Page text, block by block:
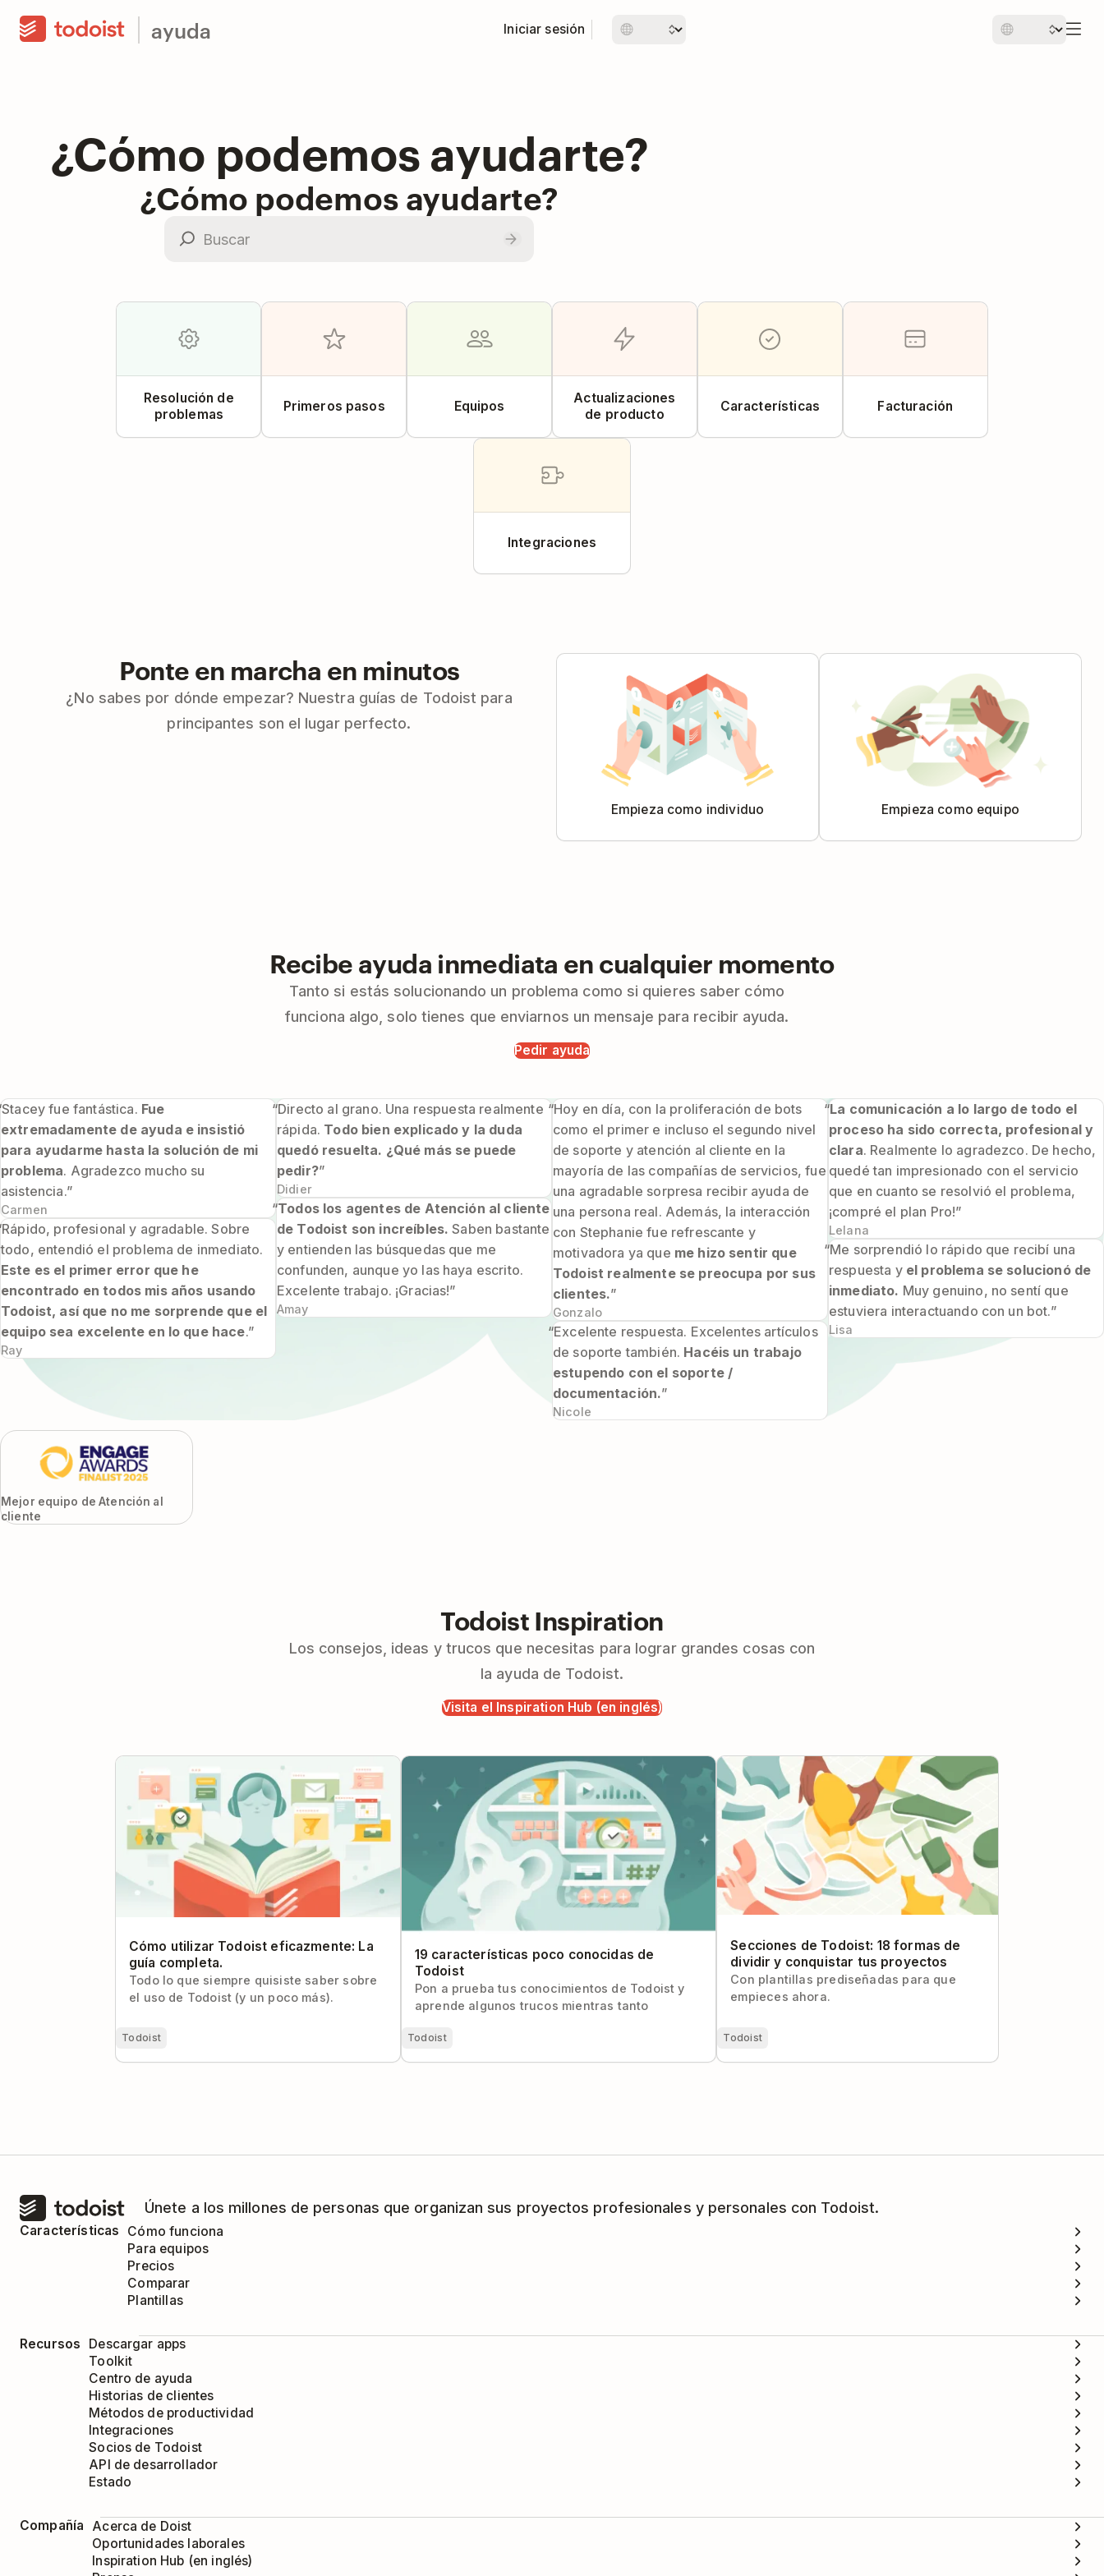
ayuda Iniciar sesión
¿Cómo podemos ayudarte?
¿Cómo podemos ayudarte?
Resolución de
problemas
Primeros pasos Equipos
Actualizaciones
de producto
Características Facturación
Integraciones
Ponte en marcha en minutos
¿No sabes por dónde empezar? Nuestra guías de Todoist para
principantes son el lugar perfecto.
Empieza como individuo Empieza como equipo
Recibe ayuda inmediata en cualquier momento
Tanto si estás solucionando un problema como si quieres saber cómo
funciona algo, solo tienes que enviarnos un mensaje para recibir ayuda.
Pedir ayuda
Carmen
fue fantástica. Fue
extremadamente de ayuda e insistió
para ayudarme hasta la solución de mi
problema. Agradezco mucho su
asistencia.”
Ray
profesional y agradable. Sobre
todo, entendió el problema de inmediato.
Este es el primer error que he
encontrado en todos mis años usando
Todoist, así que no me sorprende que el
equipo sea excelente en lo que hace.”
Didier
“Directo al grano. Una respuesta realmente
rápida. Todo bien explicado y la duda
quedó resuelta. ¿Qué más se puede
pedir?”
Amay
“Todos los agentes de Atención al cliente
de Todoist son increíbles. Saben bastante
y entienden las búsquedas que me
confunden, aunque yo las haya escrito.
Excelente trabajo. ¡Gracias!”
Gonzalo
“Hoy en día, con la proliferación de bots
como el primer e incluso el segundo nivel
de soporte y atención al cliente en la
mayoría de las compañías de servicios, fue
una agradable sorpresa recibir ayuda de
una persona real. Además, la interacción
con Stephanie fue refrescante y
motivadora ya que me hizo sentir que
Todoist realmente se preocupa por sus
clientes.”
Nicole
“Excelente respuesta. Excelentes artículos
de soporte también. Hacéis un trabajo
estupendo con el soporte /
documentación.”
Lelana
“La comunicación a lo largo de todo el
proceso ha sido correcta, profesional y
clara. Realmente lo agradezco. De hecho,
quedé tan impresionado con el servicio
que en cuanto se resolvió el problema,
¡compré el plan Pro!”
Lisa
“Me sorprendió lo rápido que recibí una
respuesta y el problema se solucionó de
inmediato. Muy genuino, no sentí que
estuviera interactuando con un bot.”
Mejor equipo de Atención al
cliente
Todoist Inspiration
Los consejos, ideas y trucos que necesitas para lograr grandes cosas con
la ayuda de Todoist.
Visita el Inspiration Hub (en inglés)
Cómo utilizar Todoist eficazmente: La guía
completa.
Cómo utilizar Todoist eficazmente: La
guía completa.
Todo lo que siempre quisiste saber sobre
el uso de Todoist (y un poco más).
Todoist
19 características poco conocidas de Todoist
19 características poco conocidas de
Todoist
Pon a prueba tus conocimientos de Todoist y
aprende algunos trucos mientras tanto
Todoist
Secciones de Todoist: 18 formas de dividir y
conquistar tus proyectos
Secciones de Todoist: 18 formas de
dividir y conquistar tus proyectos
Con plantillas prediseñadas para que
empieces ahora.
Todoist
Únete a los millones de personas que organizan sus proyectos profesionales y personales con Todoist.
Características
Cómo funciona
Para equipos
Precios
Comparar
Plantillas
Recursos
Descargar apps
Toolkit
Centro de ayuda
Historias de clientes
Métodos de productividad
Integraciones
Socios de Todoist
API de desarrollador
Estado
Compañía
Acerca de Doist
Oportunidades laborales
Inspiration Hub (en inglés)